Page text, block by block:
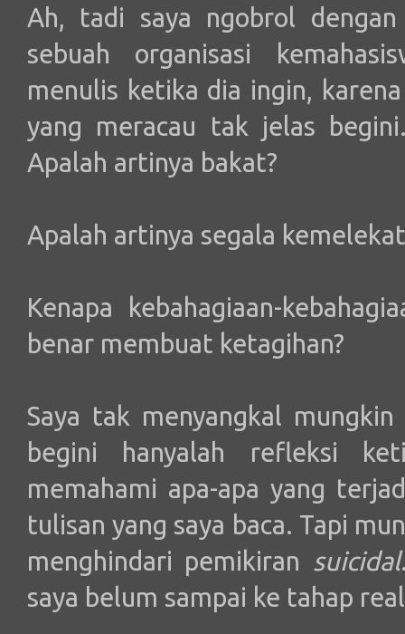
Ah, tadi saya ngobrol
sebuah organisasi
menulis ketika dia ingin,
yang meracau tak jelas
Apalah artinya bakat?
Apalah artinya segala
Kenapa kebahagiaan-
benar membuat ketagihan?
Saya tak menyangkal
begini hanyalah refleksi
memahami apa-apa yang
tulisan yang saya baca. Tapi
menghindari pemikiran suicidal
saya belum sampai ke tahap